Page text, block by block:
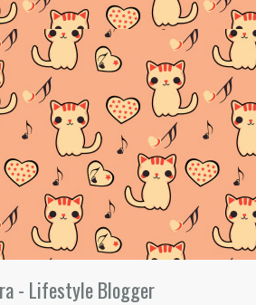
- Lifestyle Blogger